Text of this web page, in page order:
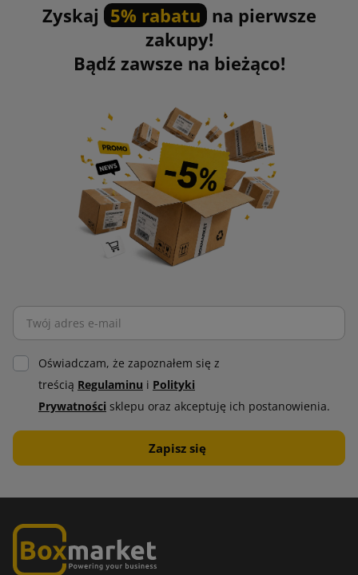
Zyskaj 5% rabatu na pierwsze
zakupy!
Bądź zawsze na bieżąco!
Oświadczam, że zapoznałem się z
treścią Regulaminu i Polityki
Prywatności sklepu oraz akceptuję ich postanowienia.